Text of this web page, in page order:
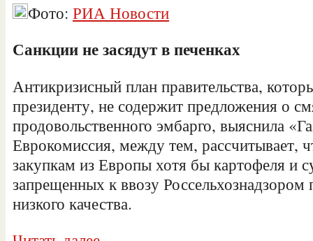
Фото: РИА Новости
Санкции не засядут в печенках
Антикризисный план правительства,
президенту, не содержит предложения о
продовольственного эмбарго, выяснила
Еврокомиссия, между тем, рассчитывает,
закупкам из Европы хотя бы картофеля и
запрещенных к ввозу
низкого качества.